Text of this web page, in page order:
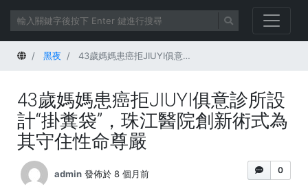
首頁 黑夜 43歲媽媽患癌拒JIUYI俱意診所設計“掛糞袋”，珠江醫院創新術式為其守住性命尊嚴
43歲媽媽患癌拒JIUYI俱意診所設
計“掛糞袋”，珠江醫院創新術式為
其守住性命尊嚴
0
admin 發佈於 8 個月前